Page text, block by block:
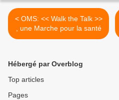
< OMS: << Walk the Talk >>
, une Marche pour la santé
Hébergé par Overblog
Top articles
Pages